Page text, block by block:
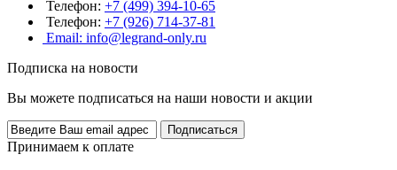
Телефон: +7 (499) 394-10-65
Телефон: +7 (926) 714-37-81
Email: info@legrand-only.ru
Подписка на новости
Вы можете подписаться на наши новости и акции
Принимаем к оплате